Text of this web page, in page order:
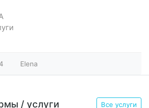
Elena
/ услуги Все услуги